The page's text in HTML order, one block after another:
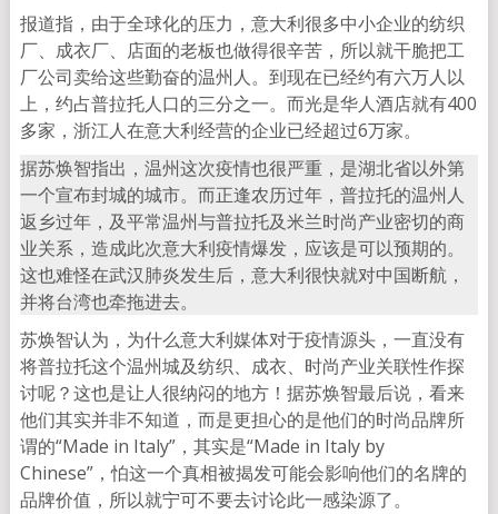
报道指，由于全球化的压力，意大利很多中小企业的纺织
厂、成衣厂、店面的老板也做得很辛苦，所以就干脆把工
厂公司卖给这些勤奋的温州人。到现在已经约有六万人以
上，约占普拉托人口的三分之一。而光是华人酒店就有400
多家，浙江人在意大利经营的企业已经超过6万家。
据苏焕智指出，温州这次疫情也很严重，是湖北省以外第
一个宣布封城的城市。而正逢农历过年，普拉托的温州人
返乡过年，及平常温州与普拉托及米兰时尚产业密切的商
业关系，造成此次意大利疫情爆发，应该是可以预期的。
这也难怪在武汉肺炎发生后，意大利很快就对中国断航，
并将台湾也牵拖进去。
苏焕智认为，为什么意大利媒体对于疫情源头，一直没有
将普拉托这个温州城及纺织、成衣、时尚产业关联性作探
讨呢？这也是让人很纳闷的地方！据苏焕智最后说，看来
他们其实并非不知道，而是更担心的是他们的时尚品牌所
谓的“Made in Italy”，其实是“Made in Italy by
Chinese”，怕这一个真相被揭发可能会影响他们的名牌的
品牌价值，所以就宁可不要去讨论此一感染源了。